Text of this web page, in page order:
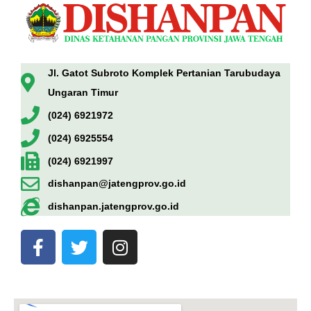
Jl. Gatot Subroto Komplek Pertanian Tarubudaya
Ungaran Timur
(024) 6921972
(024) 6925554
(024) 6921997
dishanpan@jatengprov.go.id
dishanpan.jatengprov.go.id
F
a
b
T
w
t
I
n
a